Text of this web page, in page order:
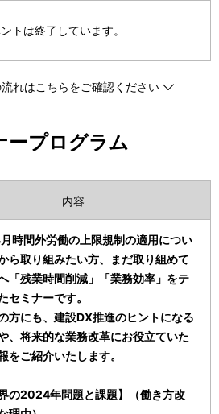
トは終了しています。
れはこちらをご確認ください
ープログラム
内容
時間外労働の上限規制の適用につい
ら取り組みたい方、まだ取り組めて
「残業時間削減」「業務効率」をテ
セミナーです。
方にも、建設DX推進のヒントになる
、将来的な業務改革にお役立ていた
をご紹介いたします。
の2024年問題と課題】
（働き方改